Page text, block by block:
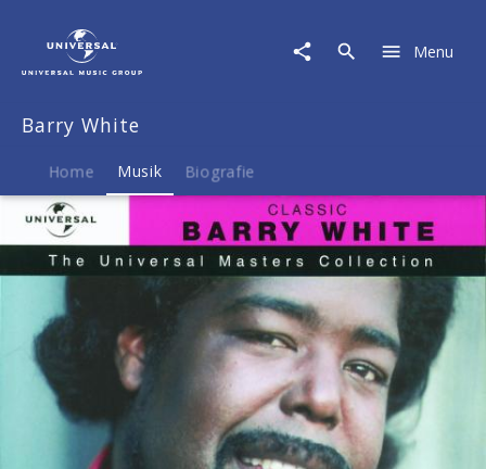
Musik
Barry
Menu
Barry White
Home Musik Biografie